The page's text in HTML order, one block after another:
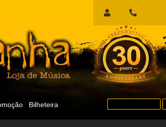
Início
Sessão
Bilheteira